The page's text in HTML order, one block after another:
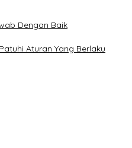
Dengan Baik
Aturan Yang Berlaku